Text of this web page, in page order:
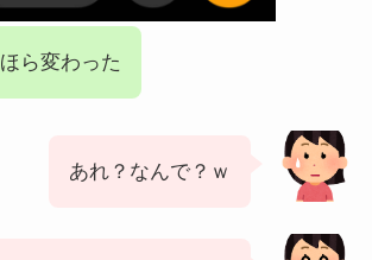
ほら変わった
あれ？なんで？ｗ